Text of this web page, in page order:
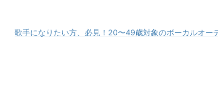
歌手になりたい方、必見！20〜49歳対象のボーカルオー